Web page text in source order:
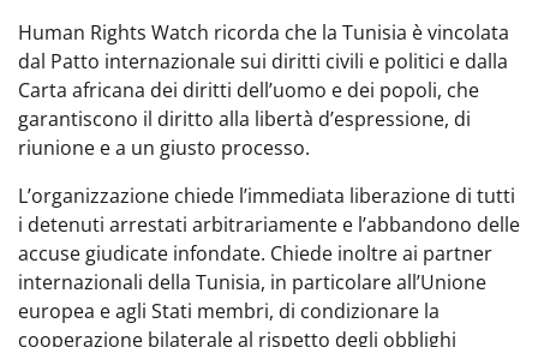
Human Rights Watch ricorda che la Tunisia è vincolata
dal Patto internazionale sui diritti civili e politici e dalla
Carta africana dei diritti dell’uomo e dei popoli, che
garantiscono il diritto alla libertà d’espressione, di
riunione e a un giusto processo.
L’organizzazione chiede l’immediata liberazione di tutti
i detenuti arrestati arbitrariamente e l’abbandono delle
accuse giudicate infondate. Chiede inoltre ai partner
internazionali della Tunisia, in particolare all’Unione
europea e agli Stati membri, di condizionare la
cooperazione bilaterale al rispetto degli obblighi